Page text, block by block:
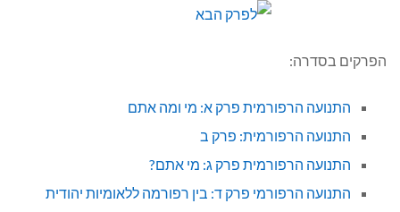
הפרקים בסדרה:
התנועה הרפורמית פרק א: מי ומה אתם
התנועה הרפורמית: פרק ב
התנועה הרפורמית פרק ג: מי אתם?
התנועה הרפורמי פרק ד: בין רפורמה ללאומיות יהודית